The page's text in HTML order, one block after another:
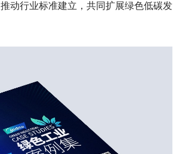
动行业标准建立，共同扩展绿色低碳发